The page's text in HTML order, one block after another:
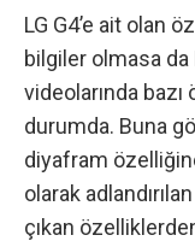
LG G4’e ait olan
bilgiler olmasa da
videolarında
durumda. Buna
diyafram
olarak
çıkan